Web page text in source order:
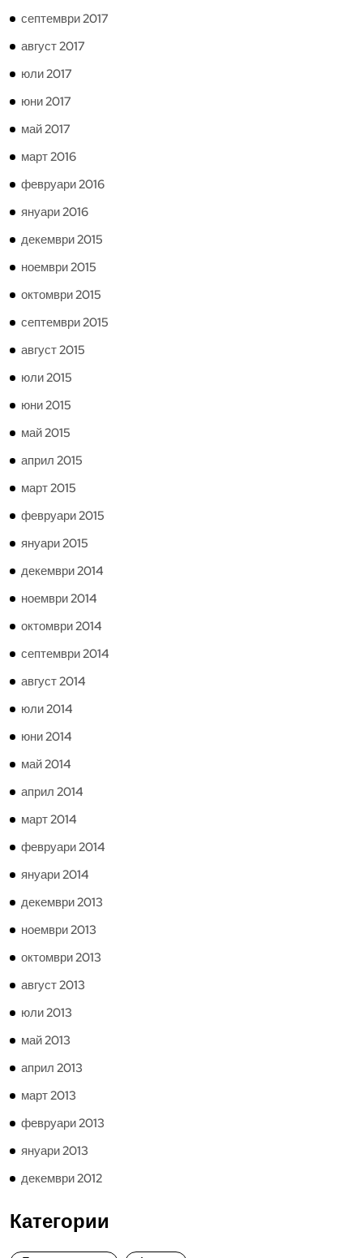
септември 2017
август 2017
юли 2017
юни 2017
май 2017
март 2016
февруари 2016
януари 2016
декември 2015
ноември 2015
октомври 2015
септември 2015
август 2015
юли 2015
юни 2015
май 2015
април 2015
март 2015
февруари 2015
януари 2015
декември 2014
ноември 2014
октомври 2014
септември 2014
август 2014
юли 2014
юни 2014
май 2014
април 2014
март 2014
февруари 2014
януари 2014
декември 2013
ноември 2013
октомври 2013
август 2013
юли 2013
май 2013
април 2013
март 2013
февруари 2013
януари 2013
декември 2012
Категории